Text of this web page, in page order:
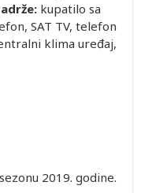
kupatilo sa
SAT TV, telefon
klima uređaj,
2019. godine.